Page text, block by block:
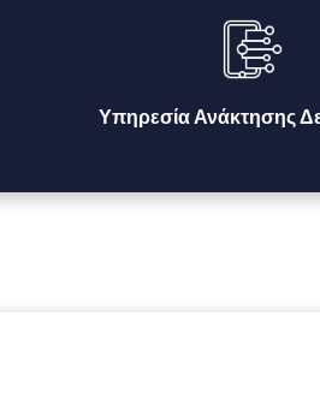
Υπηρεσία Ανάκτησης